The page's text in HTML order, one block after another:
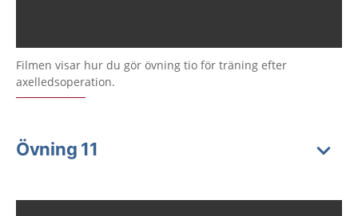
Filmen visar hur du gör övning tio för träning efter
axelledsoperation.
Övning 11